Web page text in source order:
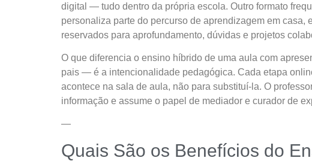
digital — tudo dentro da própria escola. Outro formato
personaliza parte do percurso de aprendizagem em casa,
reservados para aprofundamento, dúvidas e projetos
O que diferencia o ensino híbrido de uma aula com
pais — é a intencionalidade pedagógica. Cada etapa
acontece na sala de aula, não para substituí-la. O
informação e assume o papel de mediador e curador de
—
Quais São os Benefícios do